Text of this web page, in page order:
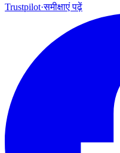
Trustpilot·समीक्षाएं पढ़ें